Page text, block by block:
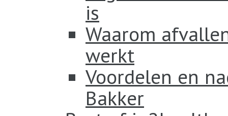
is
Waarom
werkt
Voordelen en
Bakker